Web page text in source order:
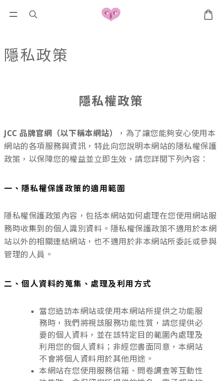
隱私政策
隱私權政策
JCC 品牌官網（以下稱本網站）
，為了讓您能夠安心使用本
網站的各項服務與資訊，特此向您說明本網站的隱私權保護
政策，以保障您的權益並立即生效，請您詳閱下列內容：
一、隱私權保護政策的適用範圍
隱私權保護政策內容，包括本網站如何處理在您使用網站服
務時收集到的個人識別資料。隱私權保護政策不適用於本網
站以外的相關連結網站，也不適用於非本網站所委託或參與
管理的人員。
二、個人資料的蒐集、處理及利用方式
當您造訪本網站或使用本網站所提供之功能服
務時，我們將視該服務功能性質，請您提供必
要的個人資料，並在該特定目的範圍內處理及
利用您的個人資料；非經您書面同意，本網站
不會將個人資料用於其他用途。
本網站在您使用服務信箱、問卷調查等互動性